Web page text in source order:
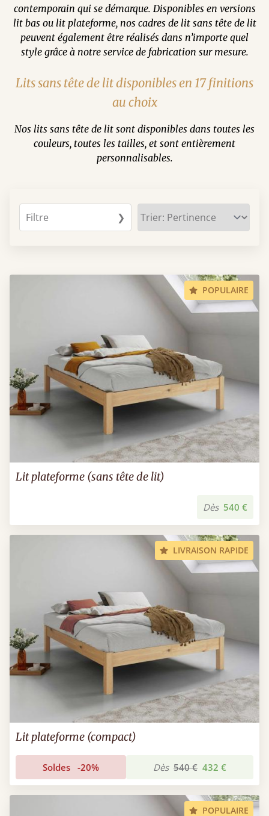
contemporain qui se démarque. Disponibles en versions
lit bas ou lit plateforme, nos cadres de lit sans tête de lit
peuvent également être réalisés dans n’importe quel
style grâce à notre service de fabrication sur mesure.
Lits sans tête de lit disponibles en 17 finitions
au choix
Nos lits sans tête de lit sont disponibles dans toutes les
couleurs, toutes les tailles, et sont entièrement
personnalisables.
Filtre ❯
POPULAIRE
Lit plateforme (sans tête de lit)
Dès 540 €
LIVRAISON RAPIDE
Lit plateforme (compact)
Soldes -20% Dès 540 € 432 €
POPULAIRE